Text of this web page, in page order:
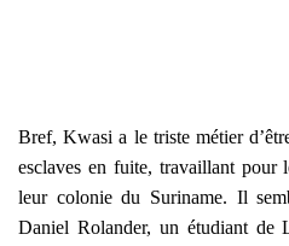
Bref, Kwa­si a le triste métier
esclaves en fuite, tra­vaillant pour
leur colo­nie du Suri­name. Il
Daniel Rolan­der, un étu­diant de